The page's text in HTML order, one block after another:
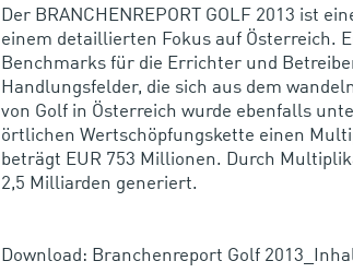
Der BRANCHENREPORT GOLF 2013 ist
einem detaillierten Fokus auf Österreich.
Benchmarks für die Errichter und
Handlungsfelder, die sich aus dem
von Golf in Österreich wurde ebenfalls
örtlichen Wertschöpfungskette einen
beträgt EUR 753 Millionen. Durch
2,5 Milliarden generiert.
Download: Branchenreport Golf